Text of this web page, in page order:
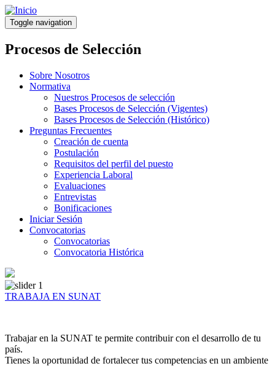
Pasar
al
contenido
principal
Toggle navigation
Procesos de Selección
Sobre Nosotros
Normativa
Nuestros Procesos de selección
Bases Procesos de Selección (Vigentes)
Bases Procesos de Selección (Histórico)
Preguntas Frecuentes
Creación de cuenta
Postulación
Requisitos del perfil del puesto
Experiencia Laboral
Evaluaciones
Entrevistas
Bonificaciones
Iniciar Sesión
Convocatorias
Convocatorias
Convocatoria Histórica
TRABAJA EN SUNAT
Trabajar en la SUNAT te permite contribuir con el desarrollo de tu
país.
Tienes la oportunidad de fortalecer tus competencias en un ambiente